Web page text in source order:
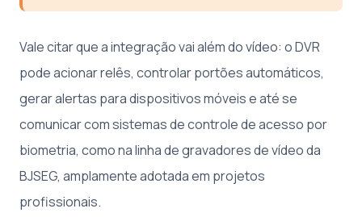
Vale citar que a integração vai além do vídeo: o DVR
pode acionar relês, controlar portões automáticos,
gerar alertas para dispositivos móveis e até se
comunicar com sistemas de controle de acesso por
biometria, como na linha de gravadores de vídeo da
BJSEG, amplamente adotada em projetos
profissionais.